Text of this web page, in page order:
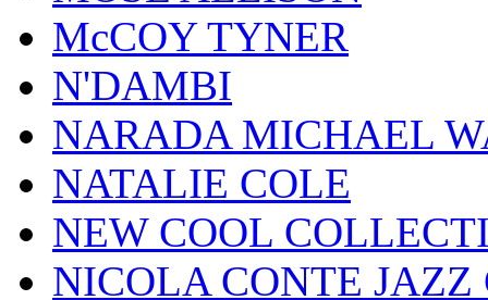
McCOY TYNER
N'DAMBI
NARADA MICHAEL
NATALIE COLE
NEW COOL
NICOLA CONTE JAZZ